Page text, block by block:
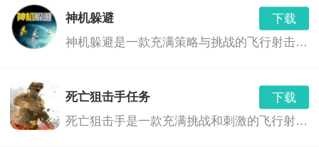
孙美琪疑案张红君
版本：v1.0.0 265.91 MB
下载
神机躲避
下载
神机躲避是一款充满策略与挑战的飞行射击游戏。玩家将扮演一位拥有神奇躲避技巧的英雄，在无尽的敌人与障碍中展开刺激的冒险。游戏以精美的画面、丰富的关卡和独特的角色设定，为玩家带来一场紧张刺激的射击体验。
死亡狙击手任务
下载
死亡狙击手是一款充满挑战和刺激的飞行射击游戏。玩家将扮演一名精英狙击手，在荒芜的星球上展开一场场惊心动魄的战斗。通过灵活操作狙击手，躲避敌人的攻击，同时利用各种武器和道具消灭敌人，完成各种任务。游戏画面精美，音效震撼，玩法丰富，是一款不可多得的射击游戏佳作。